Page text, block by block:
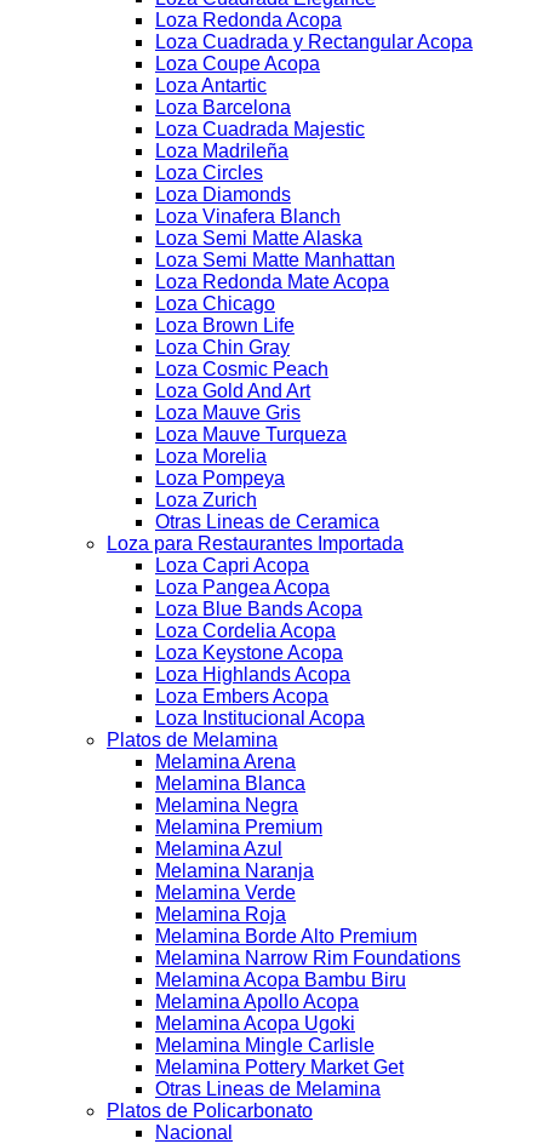
Loza Redonda Acopa
Loza Cuadrada y Rectangular Acopa
Loza Coupe Acopa
Loza Antartic
Loza Barcelona
Loza Cuadrada Majestic
Loza Madrileña
Loza Circles
Loza Diamonds
Loza Vinafera Blanch
Loza Semi Matte Alaska
Loza Semi Matte Manhattan
Loza Redonda Mate Acopa
Loza Chicago
Loza Brown Life
Loza Chin Gray
Loza Cosmic Peach
Loza Gold And Art
Loza Mauve Gris
Loza Mauve Turqueza
Loza Morelia
Loza Pompeya
Loza Zurich
Otras Lineas de Ceramica
Loza para Restaurantes Importada
Loza Capri Acopa
Loza Pangea Acopa
Loza Blue Bands Acopa
Loza Cordelia Acopa
Loza Keystone Acopa
Loza Highlands Acopa
Loza Embers Acopa
Loza Institucional Acopa
Platos de Melamina
Melamina Arena
Melamina Blanca
Melamina Negra
Melamina Premium
Melamina Azul
Melamina Naranja
Melamina Verde
Melamina Roja
Melamina Borde Alto Premium
Melamina Narrow Rim Foundations
Melamina Acopa Bambu Biru
Melamina Apollo Acopa
Melamina Acopa Ugoki
Melamina Mingle Carlisle
Melamina Pottery Market Get
Otras Lineas de Melamina
Platos de Policarbonato
Nacional